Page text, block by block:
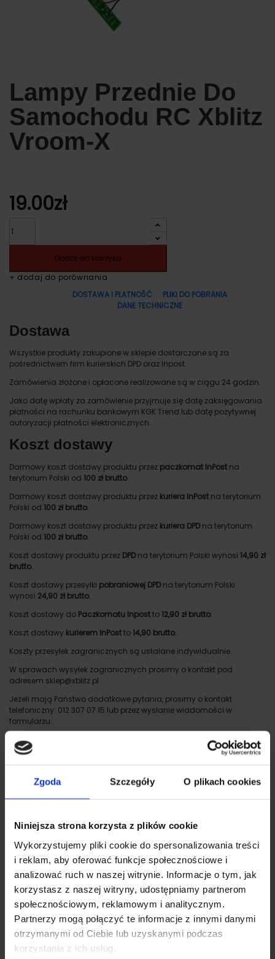
Zgoda Szczegóły O plikach cookies
Niniejsza strona korzysta z plików cookie
Wykorzystujemy pliki cookie do spersonalizowania treści
i reklam, aby oferować funkcje społecznościowe i
analizować ruch w naszej witrynie. Informacje o tym, jak
korzystasz z naszej witryny, udostępniamy partnerom
społecznościowym, reklamowym i analitycznym.
Partnerzy mogą połączyć te informacje z innymi danymi
otrzymanymi od Ciebie lub uzyskanymi podczas
korzystania z ich usług.
Lampy Przednie Do
Samochodu RC Xblitz
Vroom-X
19.00zł
Dodaj do koszyka
+ dodaj do porównania
DOSTAWA I PŁATNOŚĆ
PLIKI DO POBRANIA
DANE TECHNICZNE
Dostawa
Wszystkie produkty zakupione w sklepie dostarczane są za
pośrednictwem firm kurierskich DPD oraz Inpost.
Zamówienia złożone i opłacone realizowane są w ciągu 24 godzin.
Jako datę wpłaty za zamówienie przyjmuje się datę zaksięgowania
płatności na rachunku bankowym KGK Trend lub datę pozytywnej
autoryzacji płatności elektronicznych.
Koszt dostawy
Darmowy koszt dostawy produktu przez paczkomat InPost na
terytorium Polski od 100 zł brutto.
Darmowy koszt dostawy produktu przez kuriera InPost na terytorium
Polski od 100 zł brutto.
Darmowy koszt dostawy produktu przez kuriera DPDna terytorium
Polski od 100 zł brutto.
Koszt dostawy produktu przez DPDna terytorium Polski wynosi 14,90 zł
brutto.
Koszt dostawy przesyłki pobraniowej DPDna terytorium Polski
wynosi 24,90 zł brutto.
Koszt dostawy do Paczkomatu Inpostto 12,90 zł brutto.
Koszt dostawy kurierem InPostto 14,90 brutto.
Koszty przesyłek zagranicznych są ustalane indywidualnie.
W sprawach wysyłek zagranicznych prosimy o kontakt pod
adresem sklep@xblitz.pl
Jeżeli mają Państwo dodatkowe pytania, prosimy o kontakt
telefoniczny: 012 307 07 15 lub przez wysłanie wiadomości w
formularzu.